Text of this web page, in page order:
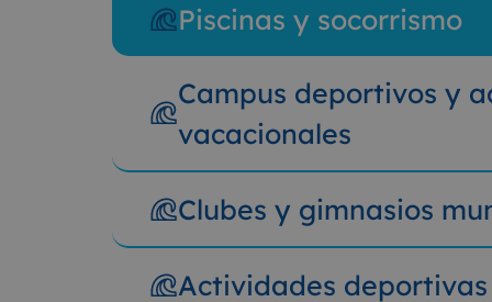
Piscinas y socorrismo
Campus deportivos y
vacacionales
Clubes y gimnasios
Actividades deportivas